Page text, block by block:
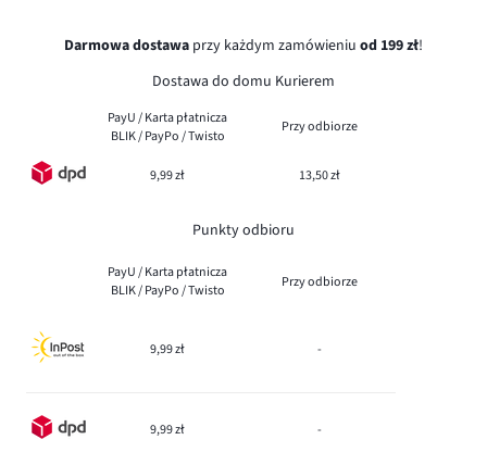
Darmowa dostawa przy każdym zamówieniu od 199 zł!
Dostawa do domu Kurierem
PayU / Karta płatnicza
BLIK / PayPo / Twisto
Przy odbiorze
9,99 zł 13,50 zł
Punkty odbioru
PayU / Karta płatnicza
BLIK / PayPo / Twisto
Przy odbiorze
9,99 zł -
9,99 zł -